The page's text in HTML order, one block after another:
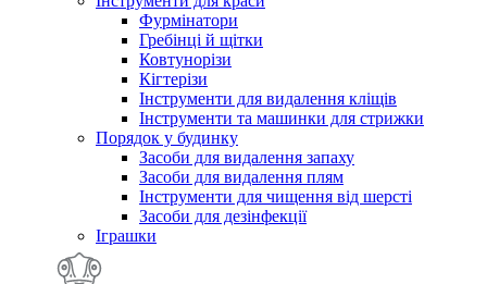
Фурмінатори
Гребінці й щітки
Ковтунорізи
Кігтерізи
Інструменти для видалення кліщів
Інструменти та машинки для стрижки
Порядок у будинку
Засоби для видалення запаху
Засоби для видалення плям
Інструменти для чищення від шерсті
Засоби для дезінфекції
Іграшки